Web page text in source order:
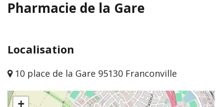
Pharmacie de la Gare
Localisation
10 place de la Gare 95130 Franconville
+